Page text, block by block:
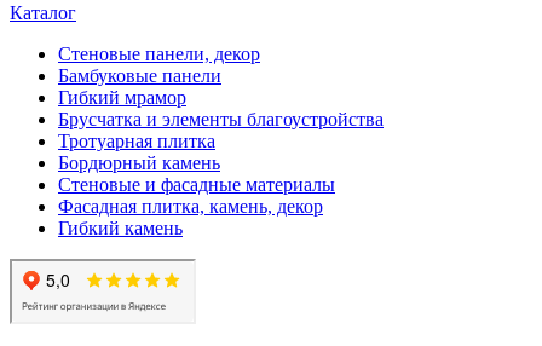
Каталог
Стеновые панели, декор
Бамбуковые панели
Гибкий мрамор
Брусчатка и элементы благоустройства
Тротуарная плитка
Бордюрный камень
Стеновые и фасадные материалы
Фасадная плитка, камень, декор
Гибкий камень